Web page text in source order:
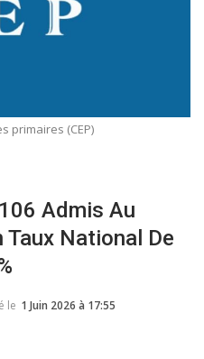
primaires (CEP)
Admis Au
Taux National De
le 1 Juin 2026 à 17:55